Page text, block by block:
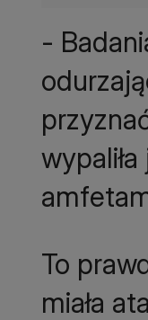
-
To
miała